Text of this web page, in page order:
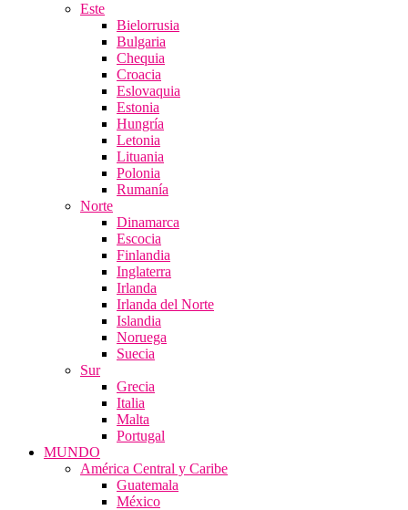
Este
Bielorrusia
Bulgaria
Chequia
Croacia
Eslovaquia
Estonia
Hungría
Letonia
Lituania
Polonia
Rumanía
Norte
Dinamarca
Escocia
Finlandia
Inglaterra
Irlanda
Irlanda del Norte
Islandia
Noruega
Suecia
Sur
Grecia
Italia
Malta
Portugal
MUNDO
América Central y Caribe
Guatemala
México